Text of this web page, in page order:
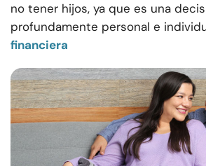
no tener hijos, ya que es una
profundamente personal e
financiera